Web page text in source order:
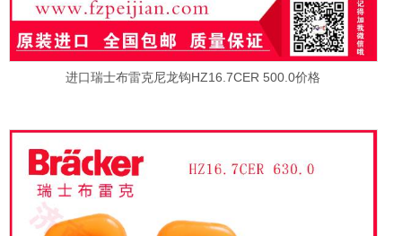
进口瑞士布雷克尼龙钩HZ16.7CER 500.0价格